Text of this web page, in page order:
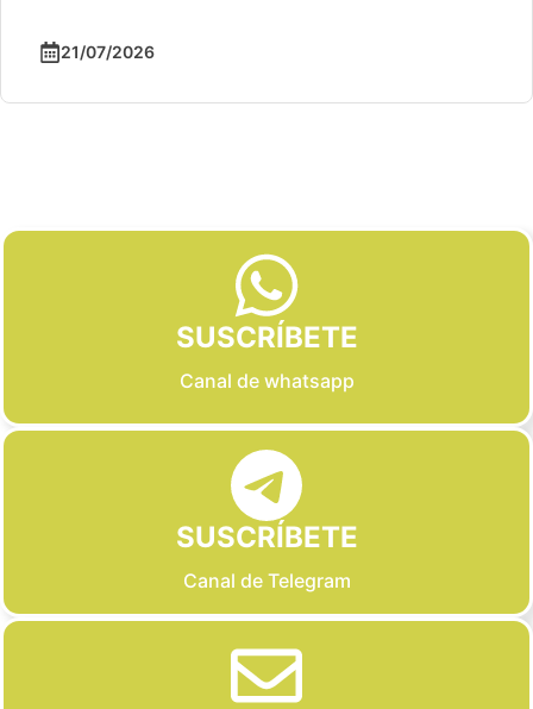
21/07/2026
SUSCRÍBETE
Canal de whatsapp
SUSCRÍBETE
Canal de Telegram